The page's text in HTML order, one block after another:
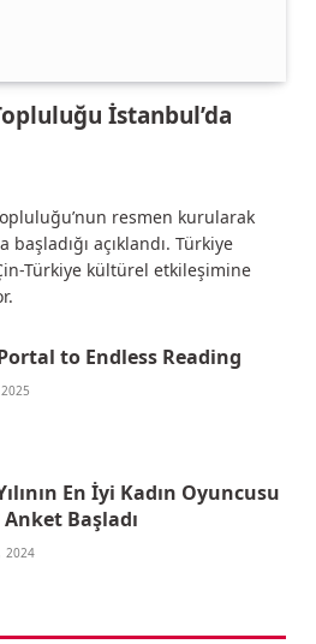
İstanbul’da
resmen kurularak
başladığı açıklandı. Türkiye
Türkiye kültürel etkileşimine
to Endless Reading
En İyi Kadın Oyuncusu
Anket Başladı
2024